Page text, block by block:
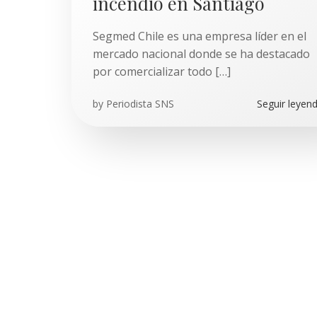
Segmed Chile es una empresa líder en el
mercado nacional donde se ha destacado
por comercializar todo […]
by Periodista SNS Seguir